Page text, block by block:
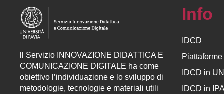
Servizio INNOVAZIONE DIDATTICA E
COMUNICAZIONE DIGITALE ha come
obiettivo l’individuazione e lo sviluppo di
metodologie, tecnologie e materiali utili
Info
IDCD
IDCD in
IDCD in IPA